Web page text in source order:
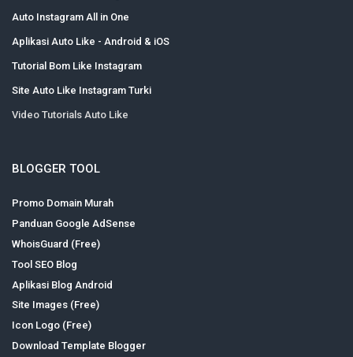
Auto Instagram All in One
Aplikasi Auto Like - Android & iOS
Tutorial Bom Like Instagram
Site Auto Like Instagram Turki
Video Tutorials Auto Like
BLOGGER TOOL
Promo Domain Murah
Panduan Google AdSense
WhoisGuard (Free)
Tool SEO Blog
Aplikasi Blog Android
Site Images (Free)
Icon Logo (Free)
Download Template Blogger